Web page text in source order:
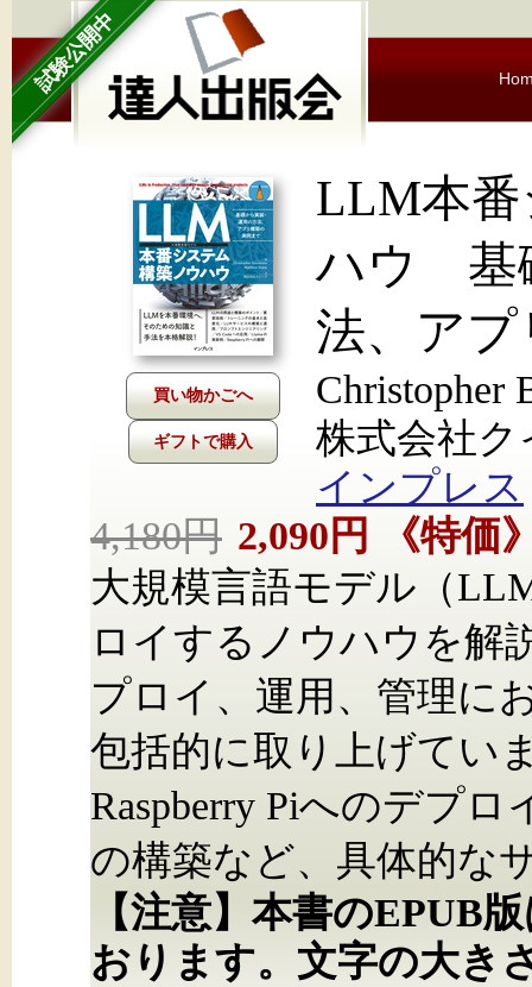
試験公開中
ギフトで購入
LLM本
ハウ 基
法、ア
Christopher
株式会社ク
インプレス
4,180円 2,090円
《特価
大規模言語モデル（
ロイするノウハウを解
プロイ、運用、管理に
包括的に取り上げてい
Raspberry Piへのデプ
の構築など、具体的な
【注意】本書のEPUB
おります。文字の大き